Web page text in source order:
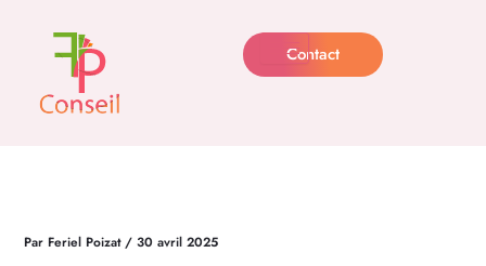
Contact
ParFeriel Poizat /30 avril 2025